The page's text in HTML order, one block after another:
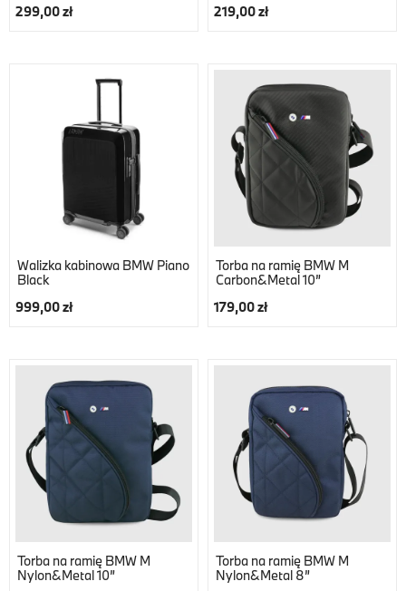
299,00 zł 219,00 zł
Walizka kabinowa BMW Piano
Black
999,00 zł
Torba na ramię BMW M
Carbon&Metal 10”
179,00 zł
Torba na ramię BMW M
Nylon&Metal 10”
Torba na ramię BMW M
Nylon&Metal 8”